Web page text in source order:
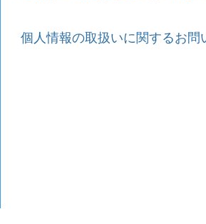
個人情報の取扱いに関するお